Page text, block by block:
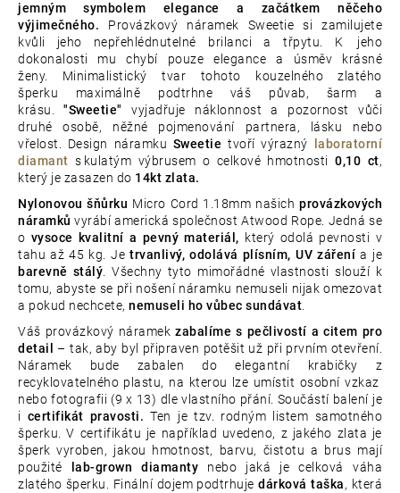
jemným symbolem elegance a začátkem něčeho
výjimečného. Provázkový náramek Sweetie si zamilujete
kvůli jeho nepřehlédnutelné brilanci a třpytu. K jeho
dokonalosti mu chybí pouze elegance a úsměv krásné
ženy. Minimalistický tvar tohoto kouzelného zlatého
šperku maximálně podtrhne váš půvab, šarm a
krásu.
"Sweetie" vyjadřuje náklonnost a pozornost vůči
druhé osobě, něžné pojmenování partnera, lásku nebo
vřelost. Design náramku Sweetie tvoří výrazný
laboratorní
diamant s kulatým výbrusem o celkové hmotnosti0,10 ct,
který je zasazen do 14kt zlata.
Nylonovou šňůrku Micro Cord 1.18mm našich provázkových
náramků vyrábí americká společnost Atwood Rope. Jedná se
o vysoce kvalitní a pevný materiál, který odolá pevnosti v
tahu až 45 kg. Jetrvanlivý, odolává plísním, UV záření a je
barevně stálý. Všechny tyto mimořádné vlastnosti slouží k
tomu, abyste se při nošení náramku nemuseli nijak omezovat
a pokud nechcete, nemuseli ho vůbec sundávat.
Váš provázkový náramek zabalíme s pečlivostí a citem pro
detail
– tak, aby byl připraven potěšit už při prvním otevření.
Náramek bude zabalen do elegantní krabičky z
recyklovatelného plastu, na kterou lze umístit osobní vzkaz
nebo fotografii (9 x 13) dle vlastního přání. Součástí balení je
i certifikát pravosti. Ten je tzv. rodným listem samotného
šperku. V certifikátu je například uvedeno, z jakého zlata je
šperk vyroben, jakou hmotnost, barvu, čistotu a brus mají
použité
lab-grown diamanty nebo jaká je celková váha
zlatého šperku. Finální dojem podtrhujedárková taška, která